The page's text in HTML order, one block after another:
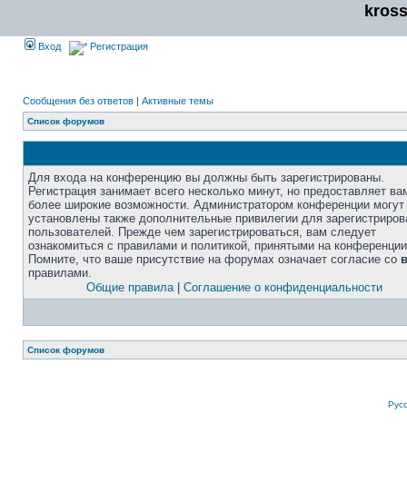
Вход Регистрация
Сообщения без ответов | Активные темы
Список форумов
Для входа на конференцию вы должны быть зарегистрированы.
Регистрация занимает всего несколько минут, но предоставляет
более широкие возможности. Администратором конференции
установлены также дополнительные привилегии для
пользователей. Прежде чем зарегистрироваться, вам следует
ознакомиться с правилами и политикой, принятыми на
Помните, что ваше присутствие на форумах означает согласие со
правилами.
Общие правила| Соглашение о конфиденциальности
Список форумов